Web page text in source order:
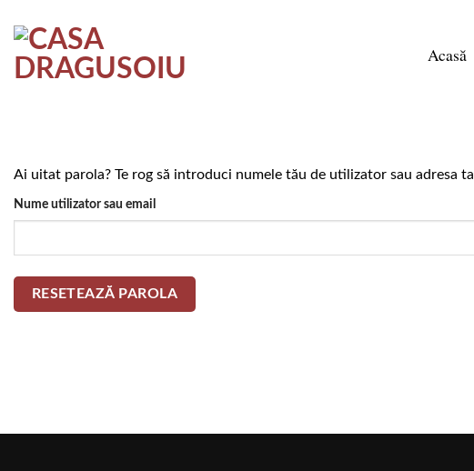
content
Acasă
Ai uitat parola? Te rog să introduci numele tău de utilizator sau adresa
Nume utilizator sau email
RESETEAZĂ PAROLA